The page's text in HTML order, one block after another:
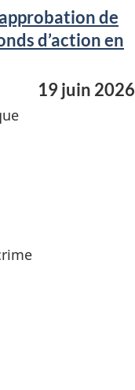
de
d’action en
19 juin 2026